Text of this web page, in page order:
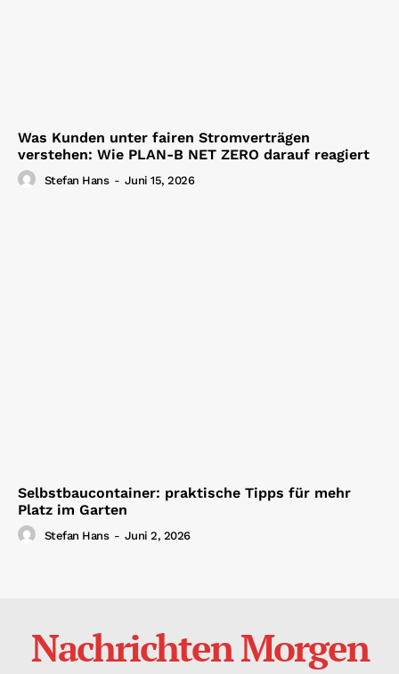
Was Kunden unter fairen Stromverträgen
verstehen: Wie PLAN-B NET ZERO darauf reagiert
Stefan Hans - Juni 15, 2026
Selbstbaucontainer: praktische Tipps für mehr
Platz im Garten
Stefan Hans - Juni 2, 2026
Nachrichten Morgen